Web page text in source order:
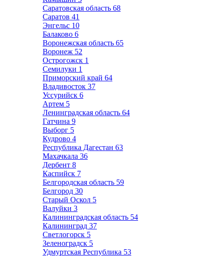
Саратовская область 68
Саратов 41
Энгельс 10
Балаково 6
Воронежская область 65
Воронеж 52
Острогожск 1
Семилуки 1
Приморский край 64
Владивосток 37
Уссурийск 6
Артем 5
Ленинградская область 64
Гатчина 9
Выборг 5
Кудрово 4
Республика Дагестан 63
Махачкала 36
Дербент 8
Каспийск 7
Белгородская область 59
Белгород 30
Старый Оскол 5
Валуйки 3
Калининградская область 54
Калининград 37
Светлогорск 5
Зеленоградск 5
Удмуртская Республика 53